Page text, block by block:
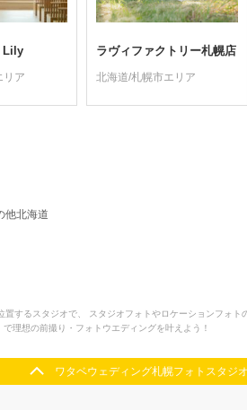
Lily
リア
ラヴィファクトリー札幌店
北海道/札幌市エリア
他北海道
するスタジオで、 スタジオフォトやロケーションフォ
理想の前撮り・フォトウエディングを叶えよう！
ワタベウェディング札幌フォトスタジ